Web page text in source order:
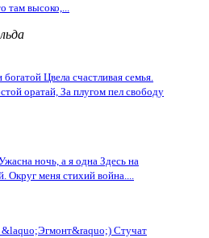
там высоко,...
Цвела счастливая семья.
оратай, За плугом пел свободу
ночь, а я одна Здесь на
Округ меня стихий война....
&laquo;Эгмонт&raquo;) Стучат